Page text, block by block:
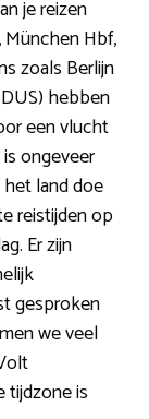
je reizen
München Hbf,
zoals Berlijn
hebben
een vlucht
ongeveer
land doe
reistijden op
Er zijn
gesproken
we veel
tijdzone is